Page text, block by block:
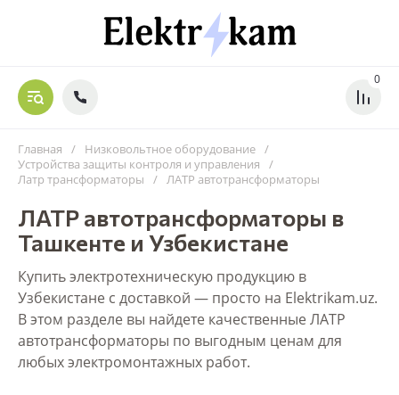
0
Главная / Низковольтное оборудование /
Устройства защиты контроля и управления
/
Латр трансформаторы
/ ЛАТР автотрансформаторы
ЛАТР автотрансформаторы в
Ташкенте и Узбекистане
Купить электротехническую продукцию в
Узбекистане с доставкой — просто на Elektrikam.uz.
В этом разделе вы найдете качественные ЛАТР
автотрансформаторы по выгодным ценам для
любых электромонтажных работ.